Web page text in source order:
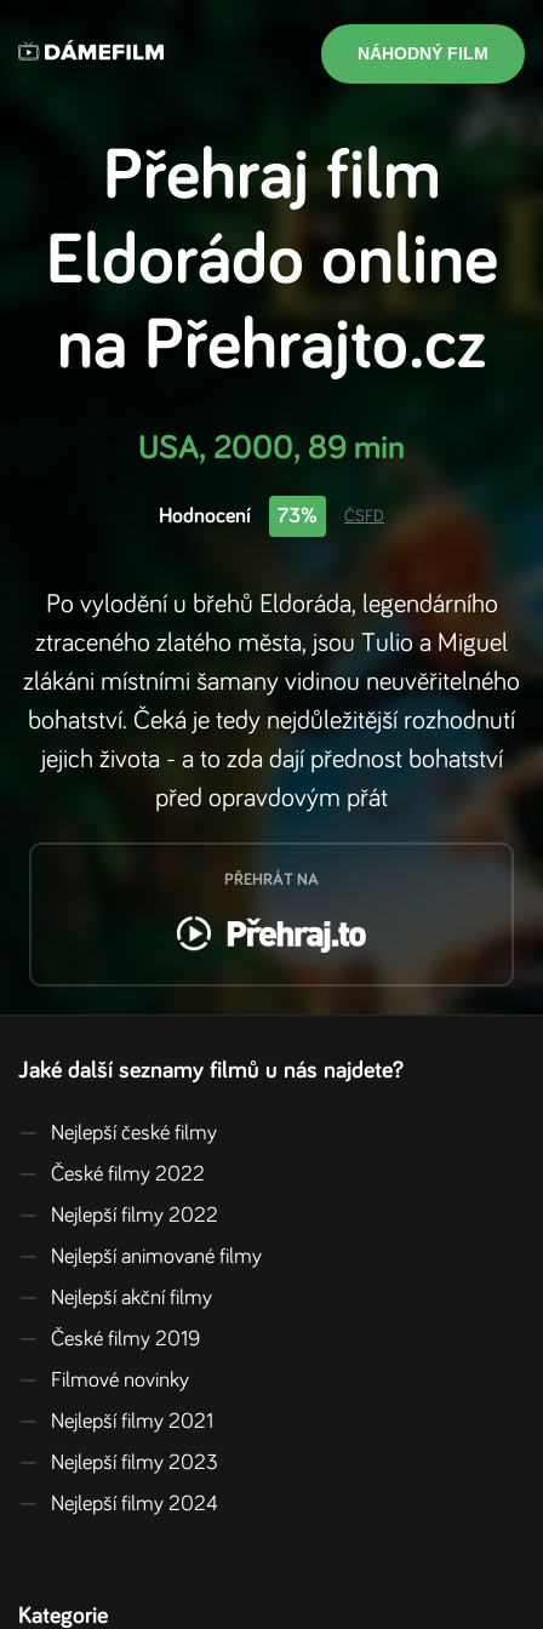
NÁHODNÝ FILM
Přehraj film
Eldorádo online
na Přehrajto.cz
USA, 2000, 89 min
Hodnocení 73% ČSFD
Po vylodění u břehů Eldoráda, legendárního
ztraceného zlatého města, jsou Tulio a Miguel
zlákáni místními šamany vidinou neuvěřitelného
bohatství. Čeká je tedy nejdůležitější rozhodnutí
jejich života - a to zda dají přednost bohatství
před opravdovým přát
PŘEHRÁT NA
Jaké další seznamy filmů u nás najdete?
—
Nejlepší české filmy
—
České filmy 2022
—
Nejlepší filmy 2022
—
Nejlepší animované filmy
—
Nejlepší akční filmy
—
České filmy 2019
—
Filmové novinky
—
Nejlepší filmy 2021
—
Nejlepší filmy 2023
—
Nejlepší filmy 2024
Kategorie